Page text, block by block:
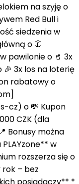
na szyję o
Red Bull i
siedzenia w
o 🧥
pawilonie o 🥤 3x
3x los na loterię
rabatowy o
cz) o 💸 Kupon
CZK (dla
Bonusy można
w
rozszerza się o
– bez
posiadaczy** *